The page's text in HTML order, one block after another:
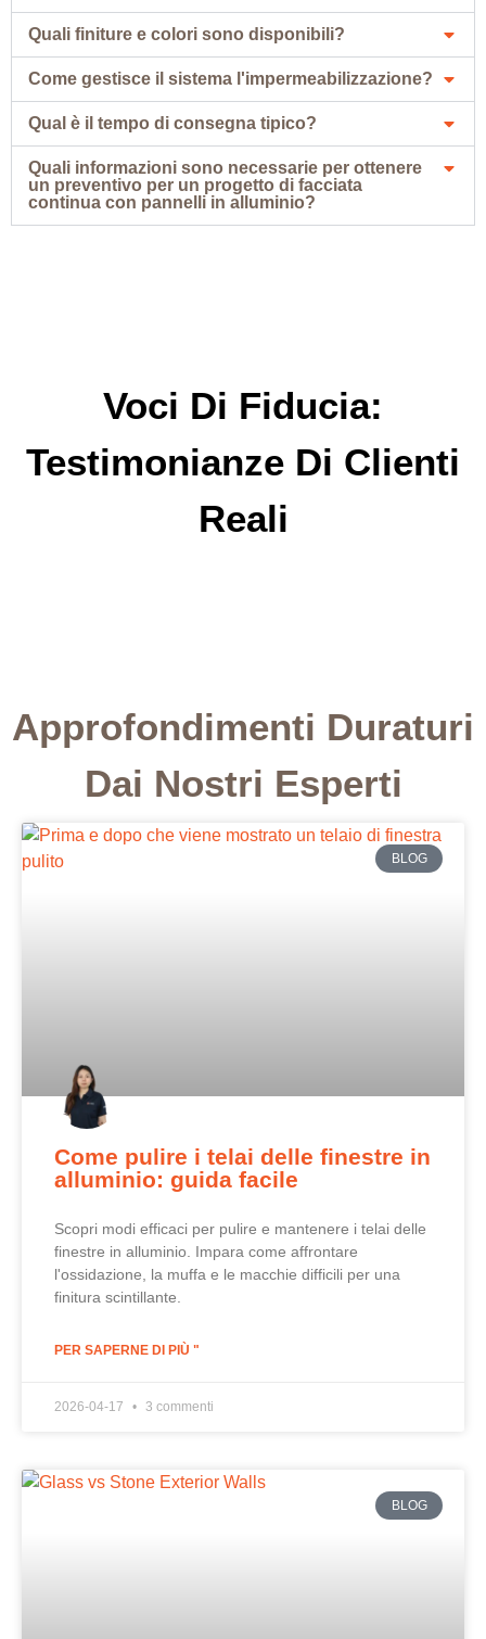
Quali finiture e colori sono disponibili?
Come gestisce il sistema l'impermeabilizzazione?
Qual è il tempo di consegna tipico?
Quali informazioni sono necessarie per ottenere
un preventivo per un progetto di facciata
continua con pannelli in alluminio?
Voci Di Fiducia:
Testimonianze Di Clienti
Reali
Approfondimenti Duraturi
Dai Nostri Esperti
BLOG
Come pulire i telai delle finestre in
alluminio: guida facile
Scopri modi efficaci per pulire e mantenere i telai delle
finestre in alluminio. Impara come affrontare
l'ossidazione, la muffa e le macchie difficili per una
finitura scintillante.
PER SAPERNE DI PIÙ "
2026-04-17 3 commenti
BLOG